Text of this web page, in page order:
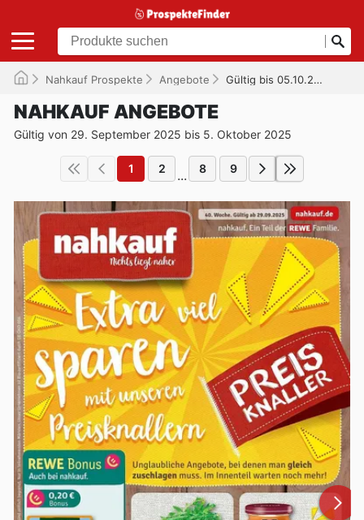
Nahkauf Prospekte Angebote Gültig bis 05.10.2025
NAHKAUF ANGEBOTE
Gültig von 29. September 2025 bis 5. Oktober 2025
1 2 ... 8 9